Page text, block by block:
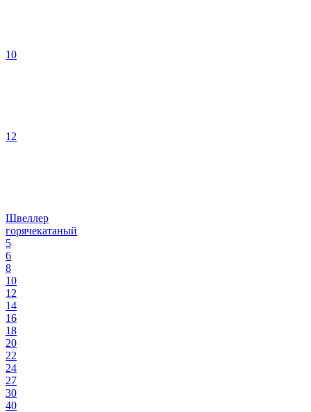
10
12
Швеллер
горячекатаный
5
6
8
10
12
14
16
18
20
22
24
27
30
40